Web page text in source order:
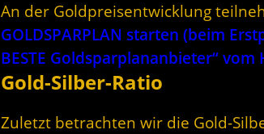
An der Goldpreisentwicklung
GOLDSPARPLAN starten (beim
BESTE Goldsparplananbieter“ vom
Gold-Silber-Ratio
Zuletzt betrachten wir die Gold-